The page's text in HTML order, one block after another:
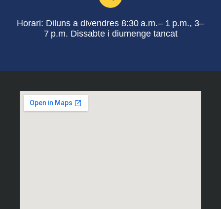
Horari: Diluns a divendres 8:30 a.m.– 1 p.m., 3–
7 p.m. Dissabte i diumenge tancat